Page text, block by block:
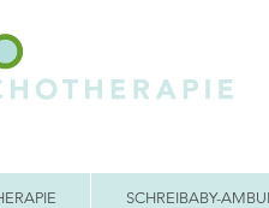
SCHREIBABY-